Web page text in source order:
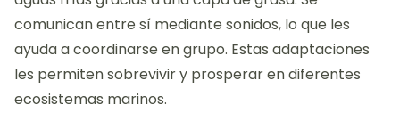
comunican entre sí mediante sonidos, lo que les
ayuda a coordinarse en grupo. Estas adaptaciones
les permiten sobrevivir y prosperar en diferentes
ecosistemas marinos.